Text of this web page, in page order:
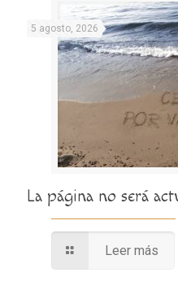
5 agosto, 2026
La página no será
Leer más